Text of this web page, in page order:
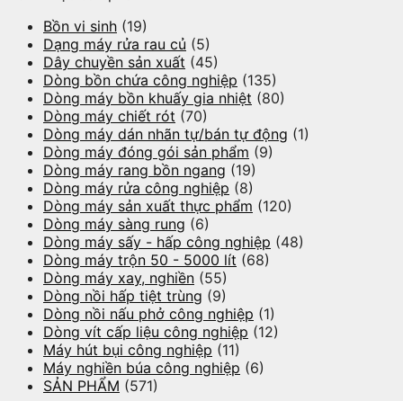
Bồn vi sinh (19)
Dạng máy rửa rau củ (5)
Dây chuyền sản xuất (45)
Dòng bồn chứa công nghiệp (135)
Dòng máy bồn khuấy gia nhiệt (80)
Dòng máy chiết rót (70)
Dòng máy dán nhãn tự/bán tự động (1)
Dòng máy đóng gói sản phẩm (9)
Dòng máy rang bồn ngang (19)
Dòng máy rửa công nghiệp (8)
Dòng máy sản xuất thực phẩm (120)
Dòng máy sàng rung (6)
Dòng máy sấy - hấp công nghiệp (48)
Dòng máy trộn 50 - 5000 lít (68)
Dòng máy xay, nghiền (55)
Dòng nồi hấp tiệt trùng (9)
Dòng nồi nấu phở công nghiệp (1)
Dòng vít cấp liệu công nghiệp (12)
Máy hút bụi công nghiệp (11)
Máy nghiền búa công nghiệp (6)
SẢN PHẨM (571)